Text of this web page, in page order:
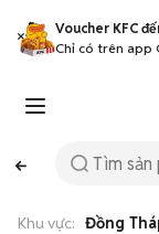
Voucher KFC
Chỉ có trên app
Khu vực: Đồng